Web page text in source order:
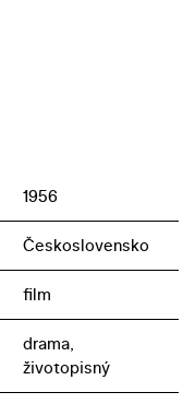
1956
Československo
film
drama,
životopisný